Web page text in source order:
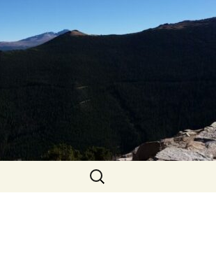
Zoeken
naar: